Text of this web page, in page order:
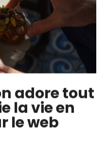
adore tout
la vie en
le web
petits-déjeuners
de barre de